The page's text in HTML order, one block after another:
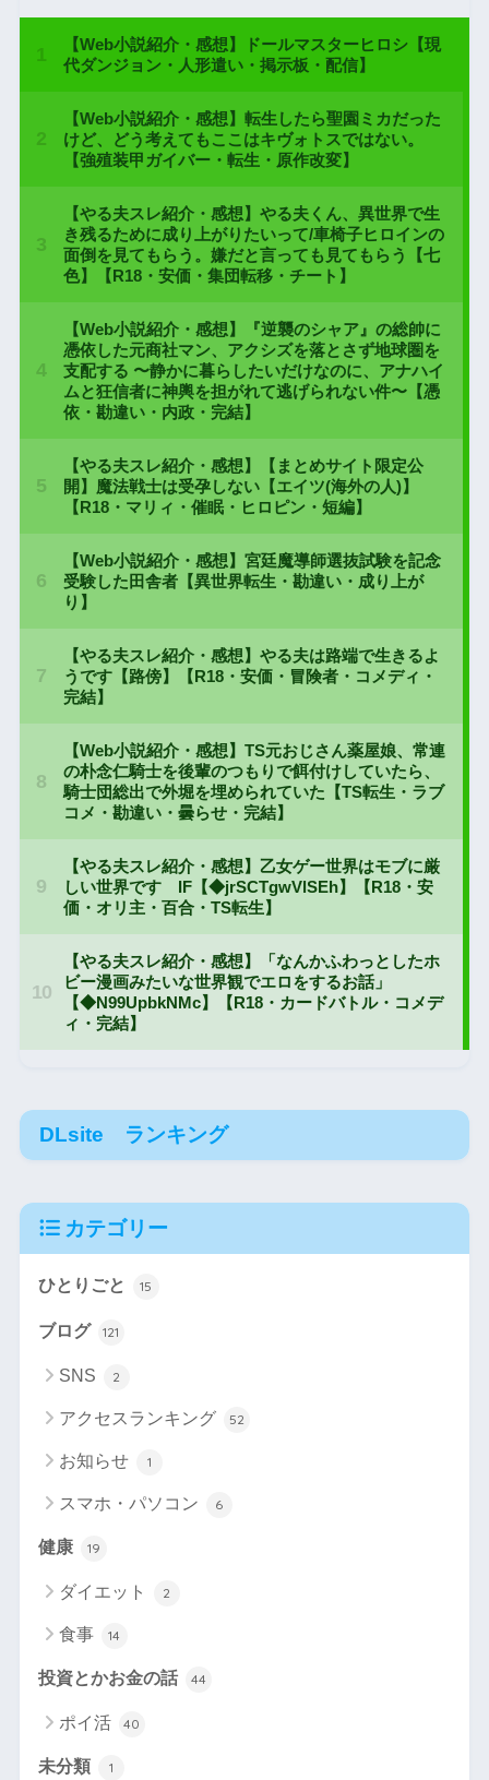
DLsite ランキング
カテゴリー
ひとりごと 15
ブログ 121
SNS 2
アクセスランキング 52
お知らせ 1
スマホ・パソコン 6
健康 19
ダイエット 2
食事 14
投資とかお金の話 44
ポイ活 40
未分類 1